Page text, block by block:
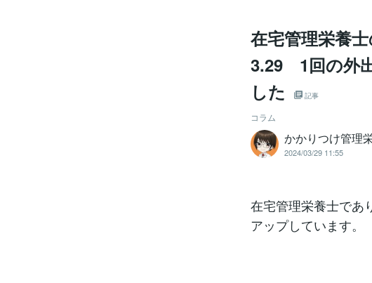
在宅管理栄養
3.29 1回の外
した
記事
コラム
かかりつけ管理
2024/03/29 11:55
在宅管理栄養士であ
アップしています。